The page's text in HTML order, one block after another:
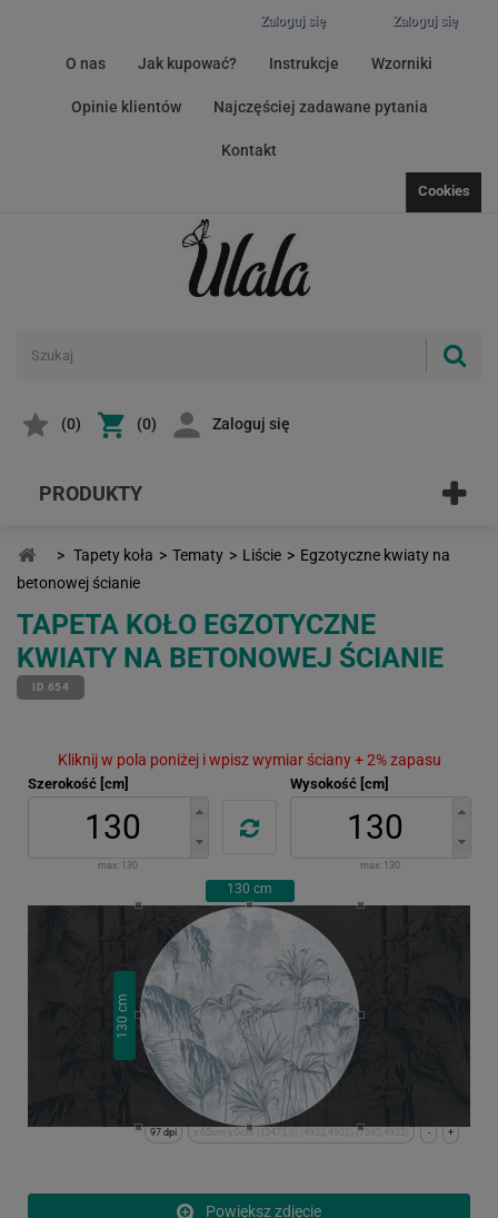
Zaloguj się
Zaloguj się
O nas Jak kupować? Instrukcje Wzorniki
Opinie klientów Najczęściej zadawane pytania
Kontakt
Cookies
(0) (0) Zaloguj się
PRODUKTY
> Tapety koła > Tematy > Liście > Egzotyczne kwiaty na
betonowej ścianie
TAPETA KOŁO EGZOTYCZNE
KWIATY NA BETONOWEJ ŚCIANIE
ID 654
Kliknij w pola poniżej i wpisz wymiar ściany + 2% zapasu
Szerokość [cm]
max: 130
Wysokość [cm]
max: 130
130 cm
130
cm
+
-
x:65cm y:0cm | (2473,0) (4922,4922) (7395,4922)
97 dpi
Powiększ zdjęcie